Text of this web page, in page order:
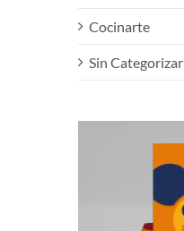
Cocinarte
Sin Categorizar